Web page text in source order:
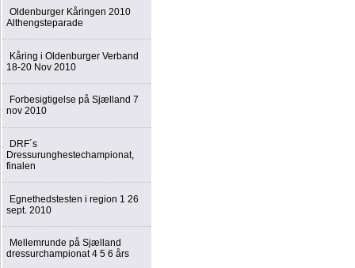
Oldenburger Kåringen 2010
Althengsteparade
Kåring i Oldenburger Verband
18-20 Nov 2010
Forbesigtigelse på Sjælland 7
nov 2010
DRF´s
Dressurunghestechampionat,
finalen
Egnethedstesten i region 1 26
sept. 2010
Mellemrunde på Sjælland
dressurchampionat 4 5 6 års